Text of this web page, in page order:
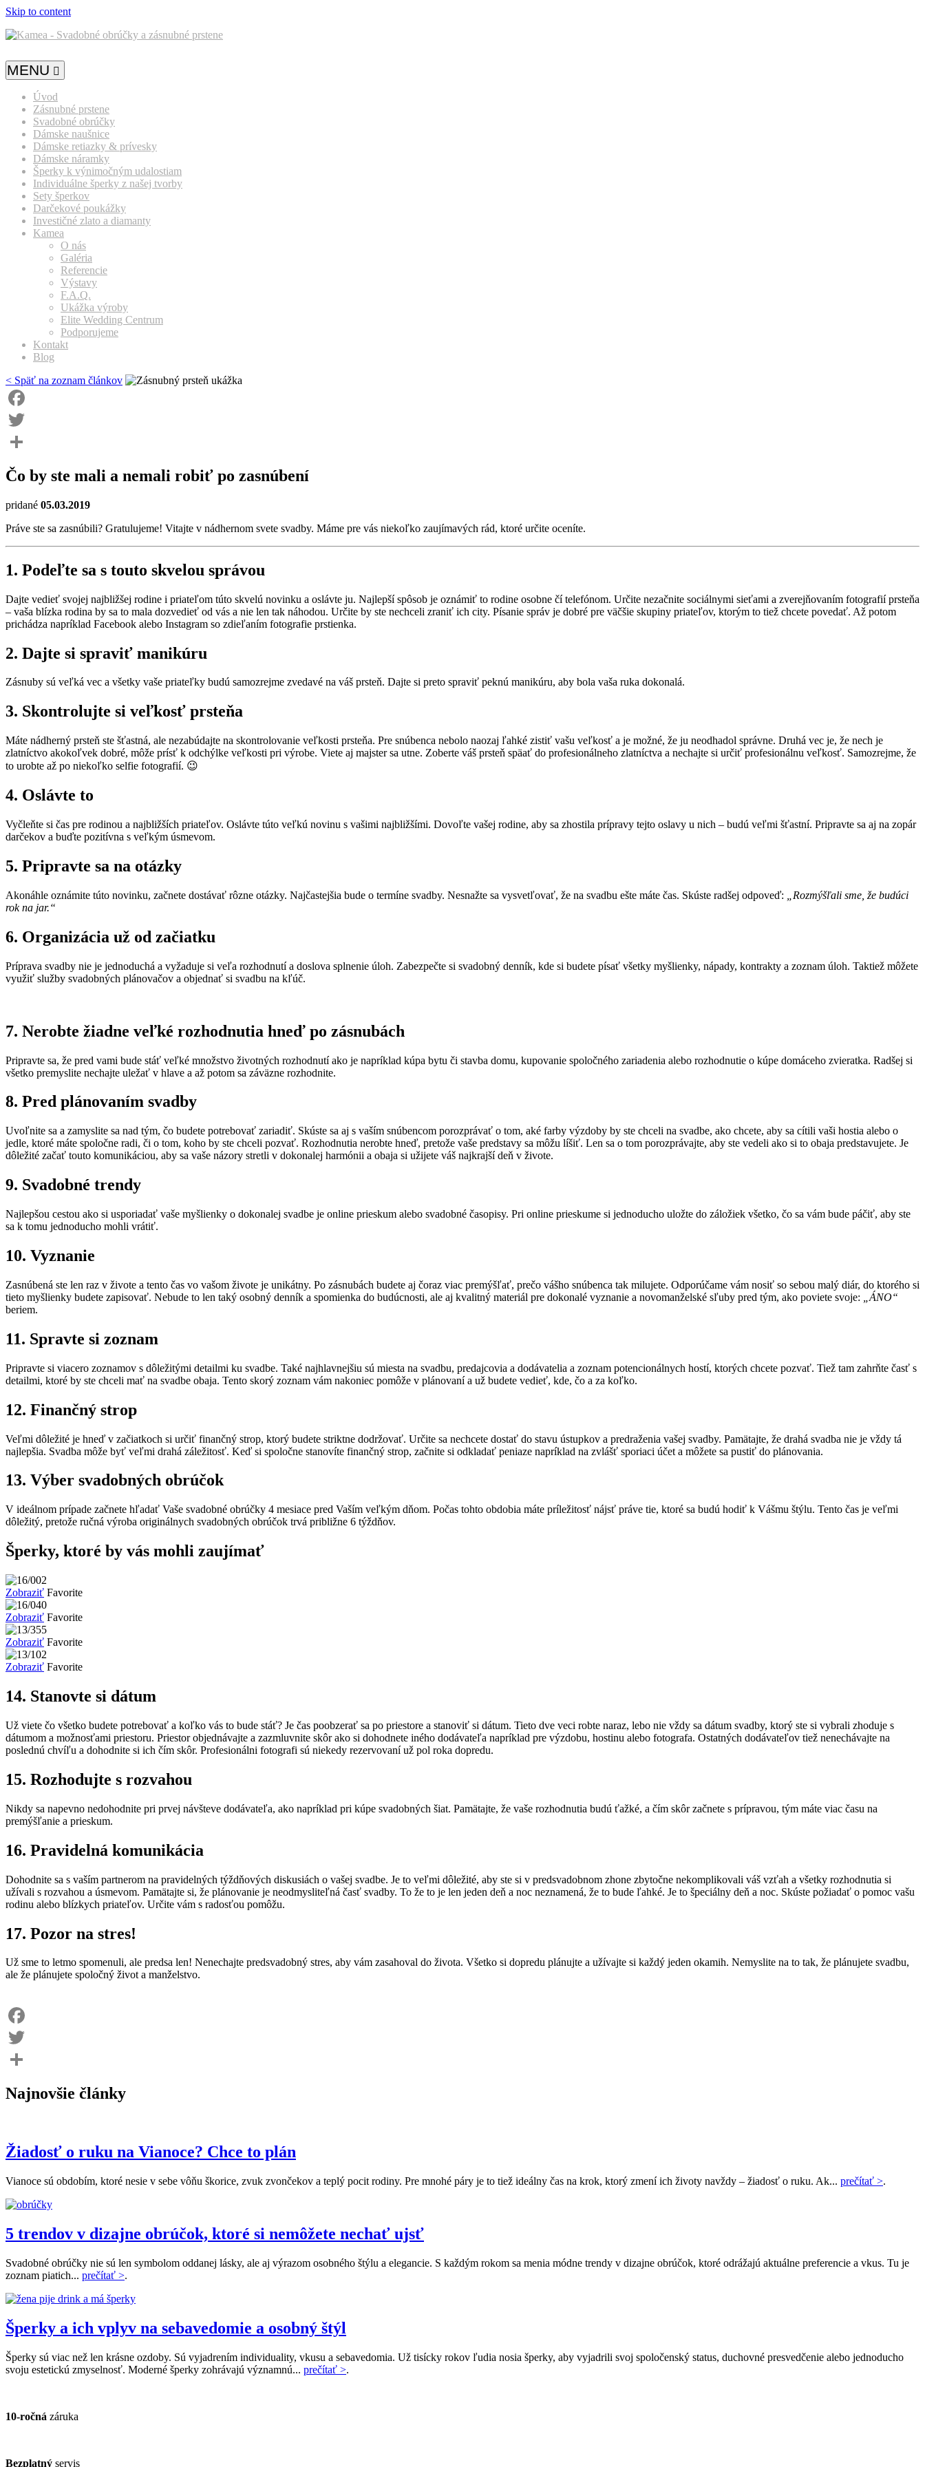
Skip to content
MENU
Úvod
Zásnubné prstene
Svadobné obrúčky
Dámske naušnice
Dámske retiazky & prívesky
Dámske náramky
Šperky k výnimočným udalostiam
Individuálne šperky z našej tvorby
Sety šperkov
Darčekové poukážky
Investičné zlato a diamanty
Kamea
O nás
Galéria
Referencie
Výstavy
F.A.Q.
Ukážka výroby
Elite Wedding Centrum
Podporujeme
Kontakt
Blog
< Späť na zoznam článkov
Facebook
Twitter
Čo by ste mali a nemali robiť po zasnúbení
pridané 05.03.2019
Práve ste sa zasnúbili? Gratulujeme! Vitajte v nádhernom svete svadby. Máme pre vás niekoľko zaujímavých rád, ktoré určite oceníte.
1. Podeľte sa s touto skvelou správou
Dajte vedieť svojej najbližšej rodine i priateľom túto skvelú novinku a oslávte ju. Najlepší spôsob je oznámiť to rodine osobne čí telefónom. Určite nezačnite sociálnymi sieťami a zverejňovaním fotografií prsteňa
– vaša blízka rodina by sa to mala dozvedieť od vás a nie len tak náhodou. Určite by ste nechceli zraniť ich city. Písanie správ je dobré pre väčšie skupiny priateľov, ktorým to tiež chcete povedať. Až potom
prichádza napríklad Facebook alebo Instagram so zdieľaním fotografie prstienka.
2. Dajte si spraviť manikúru
Zásnuby sú veľká vec a všetky vaše priateľky budú samozrejme zvedavé na váš prsteň. Dajte si preto spraviť peknú manikúru, aby bola vaša ruka dokonalá.
3. Skontrolujte si veľkosť prsteňa
Máte nádherný prsteň ste šťastná, ale nezabúdajte na skontrolovanie veľkosti prsteňa. Pre snúbenca nebolo naozaj ľahké zistiť vašu veľkosť a je možné, že ju neodhadol správne. Druhá vec je, že nech je
zlatníctvo akokoľvek dobré, môže prísť k odchýlke veľkosti pri výrobe. Viete aj majster sa utne. Zoberte váš prsteň späať do profesionálneho zlatníctva a nechajte si určiť profesionálnu veľkosť. Samozrejme, že
to urobte až po niekoľko selfie fotografií. 😉
4. Oslávte to
Vyčleňte si čas pre rodinou a najbližších priateľov. Oslávte túto veľkú novinu s vašimi najbližšími. Dovoľte vašej rodine, aby sa zhostila prípravy tejto oslavy u nich – budú veľmi šťastní. Pripravte sa aj na zopár
darčekov a buďte pozitívna s veľkým úsmevom.
5. Pripravte sa na otázky
Akonáhle oznámite túto novinku, začnete dostávať rôzne otázky. Najčastejšia bude o termíne svadby. Nesnažte sa vysvetľovať, že na svadbu ešte máte čas. Skúste radšej odpoveď:
„Rozmýšľali sme, že budúci
rok na jar.“
6. Organizácia už od začiatku
Príprava svadby nie je jednoduchá a vyžaduje si veľa rozhodnutí a doslova splnenie úloh. Zabezpečte si svadobný denník, kde si budete písať všetky myšlienky, nápady, kontrakty a zoznam úloh. Taktiež môžete
využiť služby svadobných plánovačov a objednať si svadbu na kľúč.
7. Nerobte žiadne veľké rozhodnutia hneď po zásnubách
Pripravte sa, že pred vami bude stáť veľké množstvo životných rozhodnutí ako je napríklad kúpa bytu či stavba domu, kupovanie spoločného zariadenia alebo rozhodnutie o kúpe domáceho zvieratka. Radšej si
všetko premyslite nechajte uležať v hlave a až potom sa záväzne rozhodnite.
8. Pred plánovaním svadby
Uvoľnite sa a zamyslite sa nad tým, čo budete potrebovať zariadiť. Skúste sa aj s vaším snúbencom porozprávať o tom, aké farby výzdoby by ste chceli na svadbe, ako chcete, aby sa cítili vaši hostia alebo o
jedle, ktoré máte spoločne radi, či o tom, koho by ste chceli pozvať. Rozhodnutia nerobte hneď, pretože vaše predstavy sa môžu líšiť. Len sa o tom porozprávajte, aby ste vedeli ako si to obaja predstavujete. Je
dôležité začať touto komunikáciou, aby sa vaše názory stretli v dokonalej harmónii a obaja si užijete váš najkrajší deň v živote.
9. Svadobné trendy
Najlepšou cestou ako si usporiadať vaše myšlienky o dokonalej svadbe je online prieskum alebo svadobné časopisy. Pri online prieskume si jednoducho uložte do záložiek všetko, čo sa vám bude páčiť, aby ste
sa k tomu jednoducho mohli vrátiť.
10. Vyznanie
Zasnúbená ste len raz v živote a tento čas vo vašom živote je unikátny. Po zásnubách budete aj čoraz viac premýšľať, prečo vášho snúbenca tak milujete. Odporúčame vám nosiť so sebou malý diár, do ktorého si
tieto myšlienky budete zapisovať. Nebude to len taký osobný denník a spomienka do budúcnosti, ale aj kvalitný materiál pre dokonalé vyznanie a novomanželské sľuby pred tým, ako poviete svoje:
„ÁNO“
beriem.
11. Spravte si zoznam
Pripravte si viacero zoznamov s dôležitými detailmi ku svadbe. Také najhlavnejšiu sú miesta na svadbu, predajcovia a dodávatelia a zoznam potencionálnych hostí, ktorých chcete pozvať. Tiež tam zahrňte časť s
detailmi, ktoré by ste chceli mať na svadbe obaja. Tento skorý zoznam vám nakoniec pomôže v plánovaní a už budete vedieť, kde, čo a za koľko.
12. Finančný strop
Veľmi dôležité je hneď v začiatkoch si určiť finančný strop, ktorý budete striktne dodržovať. Určite sa nechcete dostať do stavu ústupkov a predraženia vašej svadby. Pamätajte, že drahá svadba nie je vždy tá
najlepšia. Svadba môže byť veľmi drahá záležitosť. Keď si spoločne stanovíte finančný strop, začnite si odkladať peniaze napríklad na zvlášť sporiaci účet a môžete sa pustiť do plánovania.
13. Výber svadobných obrúčok
V ideálnom prípade začnete hľadať Vaše svadobné obrúčky 4 mesiace pred Vaším veľkým dňom. Počas tohto obdobia máte príležitosť nájsť práve tie, ktoré sa budú hodiť k Vášmu štýlu. Tento čas je veľmi
dôležitý, pretože ručná výroba originálnych svadobných obrúčok trvá približne 6 týždňov.
Šperky, ktoré by vás mohli zaujímať
Zobraziť Favorite
Zobraziť Favorite
Zobraziť Favorite
Zobraziť Favorite
14. Stanovte si dátum
Už viete čo všetko budete potrebovať a koľko vás to bude stáť? Je čas poobzerať sa po priestore a stanoviť si dátum. Tieto dve veci robte naraz, lebo nie vždy sa dátum svadby, ktorý ste si vybrali zhoduje s
dátumom a možnosťami priestoru. Priestor objednávajte a zazmluvnite skôr ako si dohodnete iného dodávateľa napríklad pre výzdobu, hostinu alebo fotografa. Ostatných dodávateľov tiež nenechávajte na
poslednú chvíľu a dohodnite si ich čím skôr. Profesionálni fotografi sú niekedy rezervovaní už pol roka dopredu.
15. Rozhodujte s rozvahou
Nikdy sa napevno nedohodnite pri prvej návšteve dodávateľa, ako napríklad pri kúpe svadobných šiat. Pamätajte, že vaše rozhodnutia budú ťažké, a čím skôr začnete s prípravou, tým máte viac času na
premýšľanie a prieskum.
16. Pravidelná komunikácia
Dohodnite sa s vaším partnerom na pravidelných týždňových diskusiách o vašej svadbe. Je to veľmi dôležité, aby ste si v predsvadobnom zhone zbytočne nekomplikovali váš vzťah a všetky rozhodnutia si
užívali s rozvahou a úsmevom. Pamätajte si, že plánovanie je neodmysliteľná časť svadby. To že to je len jeden deň a noc neznamená, že to bude ľahké. Je to špeciálny deň a noc. Skúste požiadať o pomoc vašu
rodinu alebo blízkych priateľov. Určite vám s radosťou pomôžu.
17. Pozor na stres!
Už sme to letmo spomenuli, ale predsa len! Nenechajte predsvadobný stres, aby vám zasahoval do života. Všetko si dopredu plánujte a užívajte si každý jeden okamih. Nemyslite na to tak, že plánujete svadbu,
ale že plánujete spoločný život a manželstvo.
Facebook
Twitter
Najnovšie články
Žiadosť o ruku na Vianoce? Chce to plán
Vianoce sú obdobím, ktoré nesie v sebe vôňu škorice, zvuk zvončekov a teplý pocit rodiny. Pre mnohé páry je to tiež ideálny čas na krok, ktorý zmení ich životy navždy – žiadosť o ruku. Ak... prečítať >.
5 trendov v dizajne obrúčok, ktoré si nemôžete nechať ujsť
Svadobné obrúčky nie sú len symbolom oddanej lásky, ale aj výrazom osobného štýlu a elegancie. S každým rokom sa menia módne trendy v dizajne obrúčok, ktoré odrážajú aktuálne preferencie a vkus. Tu je
zoznam piatich... prečítať >.
Šperky a ich vplyv na sebavedomie a osobný štýl
Šperky sú viac než len krásne ozdoby. Sú vyjadrením individuality, vkusu a sebavedomia. Už tisícky rokov ľudia nosia šperky, aby vyjadrili svoj spoločenský status, duchovné presvedčenie alebo jednoducho
svoju estetickú zmyselnosť. Moderné šperky zohrávajú významnú... prečítať >.
10-ročná záruka
Bezplatný servis